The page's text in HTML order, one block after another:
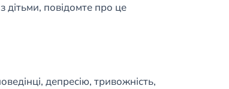
дітьми, повідомте про це
депресію, тривожність,